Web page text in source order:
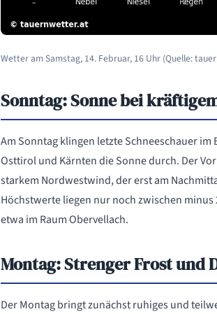
Wetter am Samstag, 14. Februar, 16 Uhr (Quelle:
Sonntag: Sonne bei
Am Sonntag klingen letzte Schneeschauer
Osttirol und Kärnten die Sonne durch. Der
starkem Nordwestwind, der erst am
Höchstwerte liegen nur noch zwischen
etwa im Raum Obervellach.
Montag: Strenger Frost und
Der Montag bringt zunächst ruhiges und